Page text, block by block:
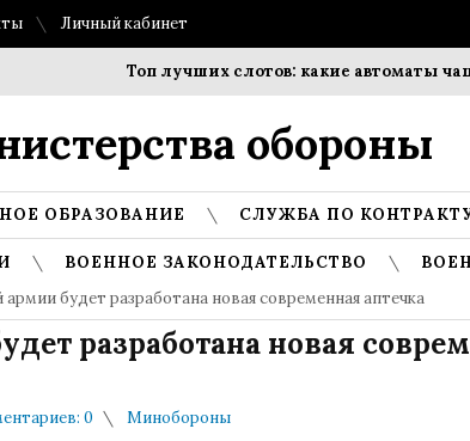
Личный кабинет
Топ лучших слотов: какие автоматы чаще
обороны
ОБРАЗОВАНИЕ СЛУЖБА ПО
ВОЕННОЕ ЗАКОНОДАТЕЛЬСТВО
армии будет разработана новая современная аптечка
разработана новая
0 Минобороны